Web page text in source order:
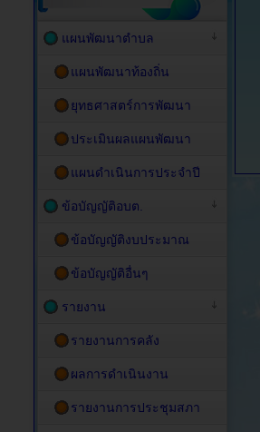
แผนพัฒนาตำบล
แผนพัฒนาท้องถิ่น
ยุทธศาสตร์การพัฒนา
ประเมินผลแผนพัฒนา
แผนดำเนินการประจำปี
ข้อบัญญัติอบต.
ข้อบัญญัติงบประมาณ
ข้อบัญญัติอื่นๆ
รายงาน
รายงานการคลัง
ผลการดำเนินงาน
รายงานการประชุมสภา